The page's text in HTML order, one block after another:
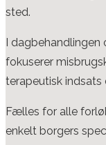
sted.
I dagbehandlingen
fokuserer
terapeutisk
Fælles for alle
enkelt borgers